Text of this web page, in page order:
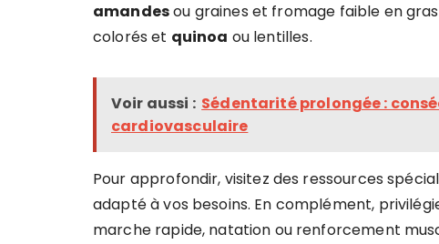
amandesou graines et fromage faible en
colorés et quinoa ou lentilles.
Voir aussi : Sédentarité prolongée :
cardiovasculaire
Pour approfondir, visitez des ressources
adapté à vos besoins. En complément,
marche rapide, natation ou renforcement